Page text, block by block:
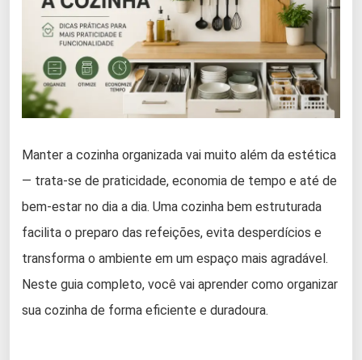
Manter a cozinha organizada vai muito além da estética
— trata-se de praticidade, economia de tempo e até de
bem-estar no dia a dia. Uma cozinha bem estruturada
facilita o preparo das refeições, evita desperdícios e
transforma o ambiente em um espaço mais agradável.
Neste guia completo, você vai aprender como organizar
sua cozinha de forma eficiente e duradoura.